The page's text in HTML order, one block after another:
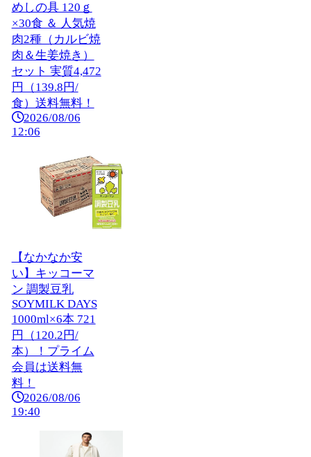
めしの具 120ｇ
×30食 ＆ 人気焼
肉2種（カルビ焼
肉＆生姜焼き）
セット 実質4,472
円（139.8円/
食）送料無料！
2026/08/06
12:06
【なかなか安
い】キッコーマ
ン 調製豆乳
SOYMILK DAYS
1000ml×6本 721
円（120.2円/
本）！プライム
会員は送料無
料！
2026/08/06
19:40